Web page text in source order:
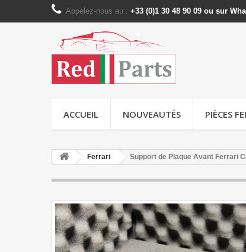
Appelez-nous au : +33 (0)1 30 48 90 09 ou sur
ACCUEIL NOUVEAUTÉS PIÈCES
Ferrari Support de Plaque Avant Ferrari